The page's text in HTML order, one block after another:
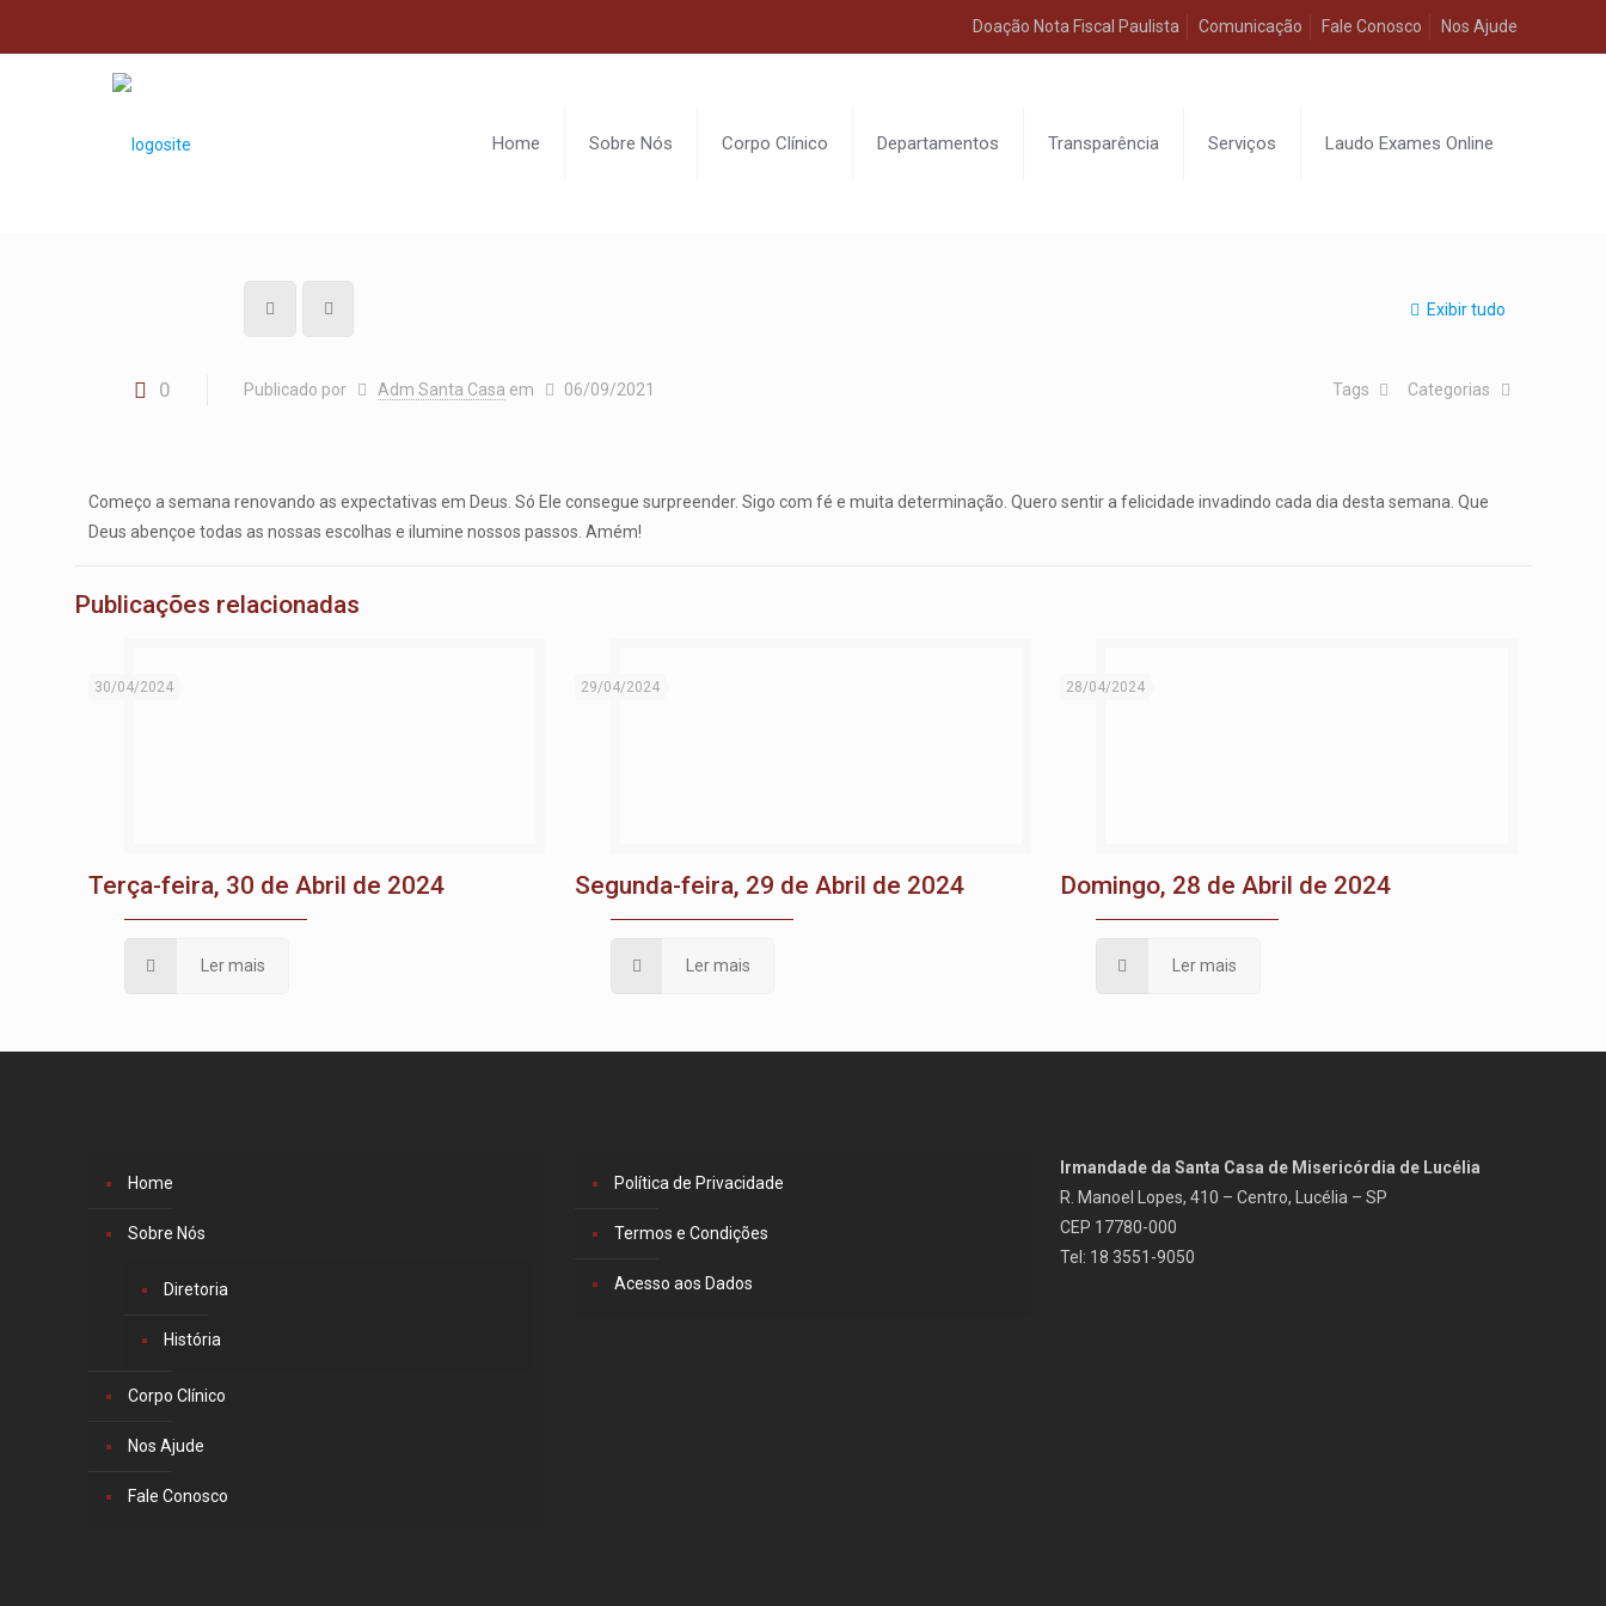
Doação Nota Fiscal Paulista Comunicação Fale Conosco Nos Ajude
Home Sobre Nós Corpo Clínico Departamentos Transparência Serviços Laudo Exames Online
Exibir tudo
0 Publicado por Adm Santa Casa em 06/09/2021 Categorias
Tags
Começo a semana renovando as expectativas em Deus. Só Ele consegue surpreender. Sigo com fé e muita determinação. Quero sentir a felicidade invadindo cada dia desta semana. Que
Deus abençoe todas as nossas escolhas e ilumine nossos passos. Amém!
Publicações relacionadas
30/04/2024
Terça-feira, 30 de Abril de 2024
Ler mais
29/04/2024
Segunda-feira, 29 de Abril de 2024
Ler mais
28/04/2024
Domingo, 28 de Abril de 2024
Ler mais
Home
Sobre Nós
Diretoria
História
Corpo Clínico
Nos Ajude
Fale Conosco
Política de Privacidade
Termos e Condições
Acesso aos Dados
Irmandade da Santa Casa de Misericórdia de Lucélia
R. Manoel Lopes, 410 – Centro, Lucélia – SP
CEP 17780-000
Tel: 18 3551-9050